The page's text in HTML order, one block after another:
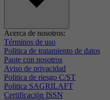
Acerca de nosotros:
Términos de uso
Politica de tratamiento de datos
Paute con nosotros
Aviso de privacidad
Politica de riesgo C/ST
Politica SAGRILAFT
Certificación ISSN